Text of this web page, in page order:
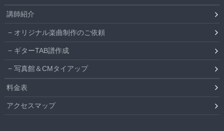
講師紹介
オリジナル楽曲制作のご依頼
ギターTAB譜作成
写真館＆CMタイアップ
料金表
アクセスマップ